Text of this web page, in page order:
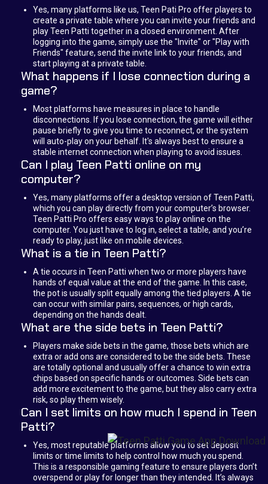
Yes, many platforms like us, Teen Pati Pro offer players to
create a private table where you can invite your friends and
play Teen Patti together in a closed environment. After
logging into the game, simply use the "Invite" or "Play with
Friends" feature, send the invite link to your friends, and
start playing at a private table.
What happens if I lose connection during a
game?
Most platforms have measures in place to handle
disconnections. If you lose connection, the game will either
pause briefly to give you time to reconnect, or the system
will auto-play on your behalf. It's always best to ensure a
stable internet connection when playing to avoid issues.
Can I play Teen Patti online on my
computer?
Yes, many platforms offer a desktop version of Teen Patti,
which you can play directly from your computer’s browser.
Teen Patti Pro offers easy ways to play online on the
computer. You just have to log in, select a table, and you’re
ready to play, just like on mobile devices.
What is a tie in Teen Patti?
A tie occurs in Teen Patti when two or more players have
hands of equal value at the end of the game. In this case,
the pot is usually split equally among the tied players. A tie
can occur with similar pairs, sequences, or high cards,
depending on the hands dealt.
What are the side bets in Teen Patti?
Players make side bets in the game, those bets which are
extra or add ons are considered to be the side bets. These
are totally optional and usually offer a chance to win extra
chips based on specific hands or outcomes. Side bets can
add more excitement to the game, but they also carry extra
risk, so play them wisely.
Can I set limits on how much I spend in Teen
Patti?
Yes, most reputable platforms allow you to set deposit
limits or time limits to help control how much you spend.
This is a responsible gaming feature to ensure players don’t
overspend or play for longer than they intended. It’s always